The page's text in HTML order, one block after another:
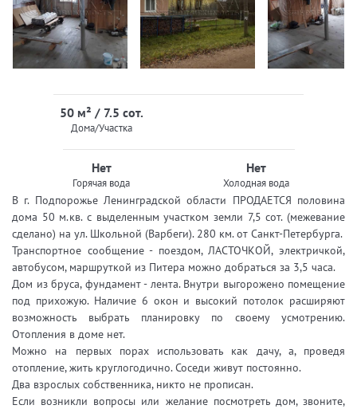
50 м² / 7.5 сот.
Дома/Участка
Нет
Горячая вода
Нет
Холодная вода
В г. Подпорожье Ленинградской области ПРОДАЕТСЯ половина
дома 50 м.кв. с выделенным участком земли 7,5 сот. (межевание
сделано) на ул. Школьной (Варбеги). 280 км. от Санкт-Петербурга.
Транспортное сообщение - поездом, ЛАСТОЧКОЙ, электричкой,
автобусом, маршруткой из Питера можно добраться за 3,5 часа.
Дом из бруса, фундамент - лента. Внутри выгорожено помещение
под прихожую. Наличие 6 окон и высокий потолок расширяют
возможность выбрать планировку по своему усмотрению.
Отопления в доме нет.
Можно на первых порах использовать как дачу, а, проведя
отопление, жить круглогодично. Соседи живут постоянно.
Два взрослых собственника, никто не прописан.
Если возникли вопросы или желание посмотреть дом, звоните,